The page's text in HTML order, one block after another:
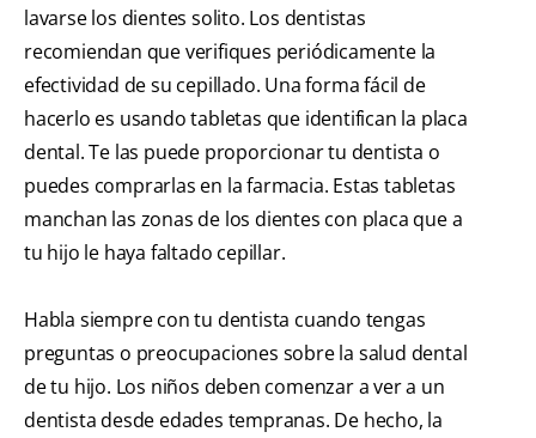
lavarse los dientes solito. Los dentistas
recomiendan que verifiques periódicamente la
efectividad de su cepillado. Una forma fácil de
hacerlo es usando tabletas que identifican la placa
dental. Te las puede proporcionar tu dentista o
puedes comprarlas en la farmacia. Estas tabletas
manchan las zonas de los dientes con placa que a
tu hijo le haya faltado cepillar.
Habla siempre con tu dentista cuando tengas
preguntas o preocupaciones sobre la salud dental
de tu hijo. Los niños deben comenzar a ver a un
dentista desde edades tempranas. De hecho, la